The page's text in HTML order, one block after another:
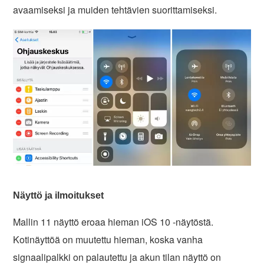
avaamiseksi ja muiden tehtävien suorittamiseksi.
Näyttö ja ilmoitukset
Mallin 11 näyttö eroaa hieman iOS 10 -näytöstä.
Kotinäyttöä on muutettu hieman, koska vanha
signaalipalkki on palautettu ja akun tilan näyttö on